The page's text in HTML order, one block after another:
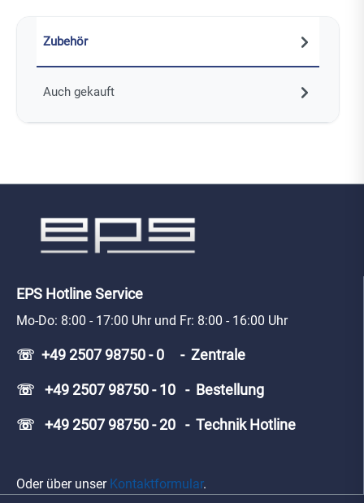
Zubehör
Auch gekauft
EPS Hotline Service
Mo-Do: 8:00 - 17:00 Uhr und Fr: 8:00 - 16:00 Uhr
☏ +49 2507 98750 - 0 - Zentrale
☏ +49 2507 98750 - 10 - Bestellung
☏ +49 2507 98750 - 20 - Technik Hotline
Oder über unser Kontaktformular.